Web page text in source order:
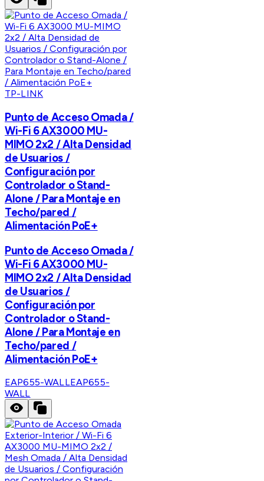
TP-LINK
Punto de Acceso Omada /
Wi-Fi 6 AX3000 MU-
MIMO 2x2 / Alta Densidad
de Usuarios /
Configuración por
Controlador o Stand-
Alone / Para Montaje en
Techo/pared /
Alimentación PoE+
Punto de Acceso Omada /
Wi-Fi 6 AX3000 MU-
MIMO 2x2 / Alta Densidad
de Usuarios /
Configuración por
Controlador o Stand-
Alone / Para Montaje en
Techo/pared /
Alimentación PoE+
EAP655-WALLEAP655-
WALL